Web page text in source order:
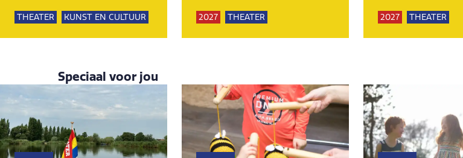
THEATER KUNST EN CULTUUR 2027
THEATER
KUNST EN CULTUUR
2027
THEATER
KUNST EN CULTUUR
Speciaal voor jou